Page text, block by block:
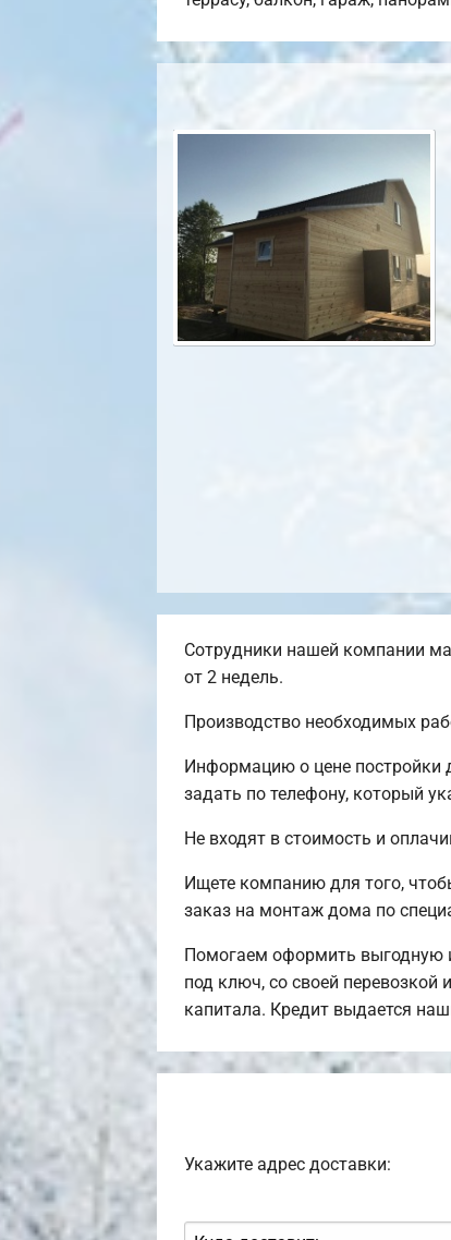
Сотрудники нашей компании
от 2 недель.
Производство необходимых
Информацию о цене постройки
задать по телефону, который
Не входят в стоимость и
Ищете компанию для того,
заказ на монтаж дома по
Помогаем оформить выгодную
под ключ, со своей
капитала. Кредит выдается
Укажите адрес доставки: